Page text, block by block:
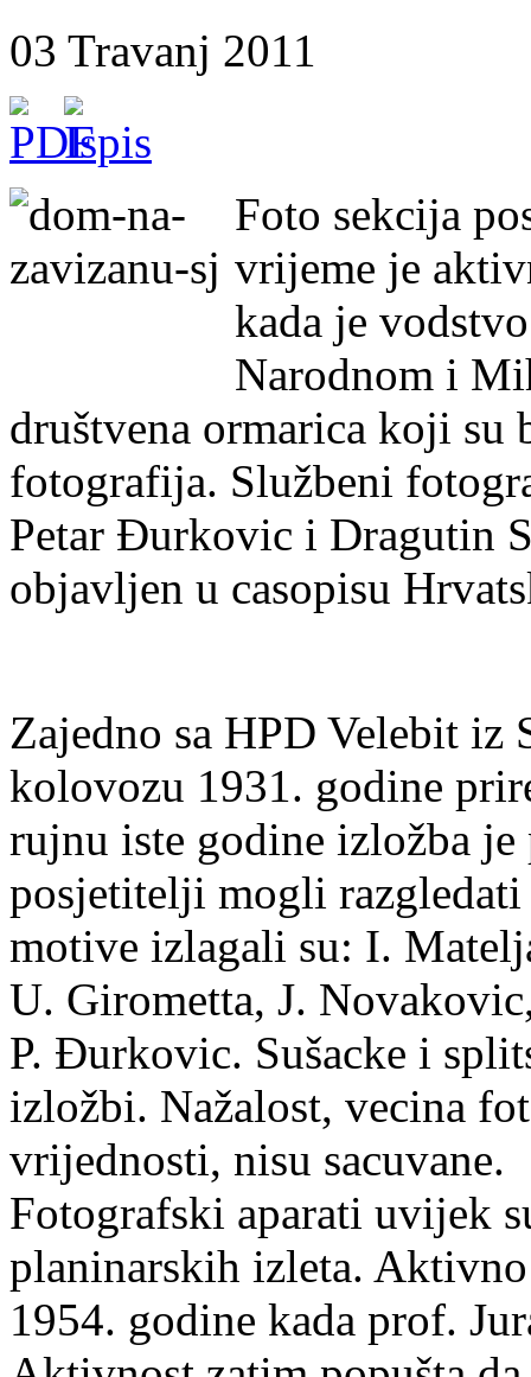
03 Travanj 2011
Foto sekcija
vrijeme je
kada je
Narodnom i
društvena ormarica koji
fotografija. Službeni
Petar Đurkovic i Dragutin
objavljen u casopisu
Zajedno sa HPD Velebit iz
kolovozu 1931. godine
rujnu iste godine izložba je
posjetitelji mogli
motive izlagali su: I.
U. Girometta, J.
P. Đurkovic. Sušacke i
izložbi. Nažalost, vecina
vrijednosti, nisu sacuvane.
Fotografski aparati uvijek
planinarskih izleta.
1954. godine kada prof.